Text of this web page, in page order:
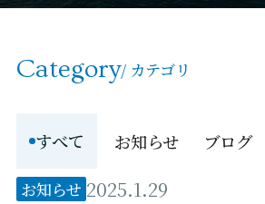
Category/ カテゴリ
すべて お知らせ ブログ
お知らせ 2025.1.29